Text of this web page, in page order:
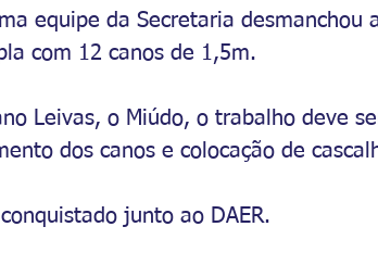
equipe da Secretaria desmanchou
com 12 canos de 1,5m.
Leivas, o Miúdo, o trabalho deve
dos canos e colocação de
junto ao DAER.